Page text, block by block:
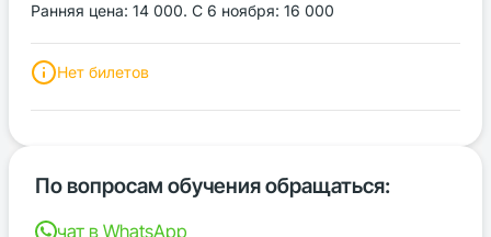
Ранняя цена: 14 000. С 6 ноября: 16 000
Нет билетов
По вопросам обучения обращаться:
чат в WhatsApp